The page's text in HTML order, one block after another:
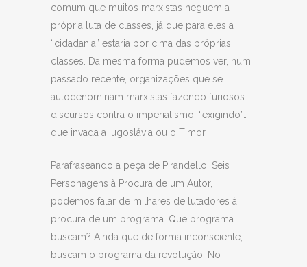
comum que muitos marxistas neguem a
própria luta de classes, já que para eles a
“cidadania” estaria por cima das próprias
classes. Da mesma forma pudemos ver, num
passado recente, organizações que se
autodenominam marxistas fazendo furiosos
discursos contra o imperialismo, “exigindo”…
que invada a Iugoslávia ou o Timor.
Parafraseando a peça de Pirandello, Seis
Personagens à Procura de um Autor,
podemos falar de milhares de lutadores à
procura de um programa. Que programa
buscam? Ainda que de forma inconsciente,
buscam o programa da revolução. No